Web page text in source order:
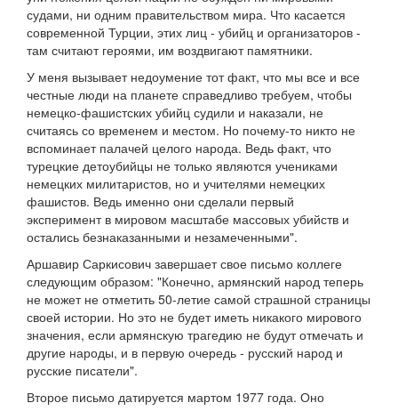
судами, ни одним правительством мира. Что касается
современной Турции, этих лиц - убийц и организаторов -
там считают героями, им воздвигают памятники.
У меня вызывает недоумение тот факт, что мы все и все
честные люди на планете справедливо требуем, чтобы
немецко-фашистских убийц судили и наказали, не
считаясь со временем и местом. Но почему-то никто не
вспоминает палачей целого народа. Ведь факт, что
турецкие детоубийцы не только являются учениками
немецких милитаристов, но и учителями немецких
фашистов. Ведь именно они сделали первый
эксперимент в мировом масштабе массовых убийств и
остались безнаказанными и незамеченными".
Аршавир Саркисович завершает свое письмо коллеге
следующим образом: "Конечно, армянский народ теперь
не может не отметить 50-летие самой страшной страницы
своей истории. Но это не будет иметь никакого мирового
значения, если армянскую трагедию не будут отмечать и
другие народы, и в первую очередь - русский народ и
русские писатели".
Второе письмо датируется мартом 1977 года. Оно